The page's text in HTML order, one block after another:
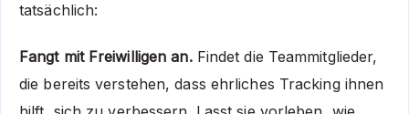
tatsächlich:
Fangt mit Freiwilligen an.Findet die Teammitglieder,
die bereits verstehen, dass ehrliches Tracking ihnen